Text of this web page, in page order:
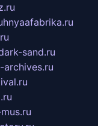
sand.ru
archives.ru